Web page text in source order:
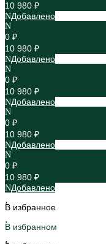
10 980 ₽
Добавлено
0 ₽
10 980 ₽
Добавлено
0 ₽
10 980 ₽
Добавлено
0 ₽
10 980 ₽
Добавлено
0 ₽
10 980 ₽
Добавлено
В избранное
В избранном